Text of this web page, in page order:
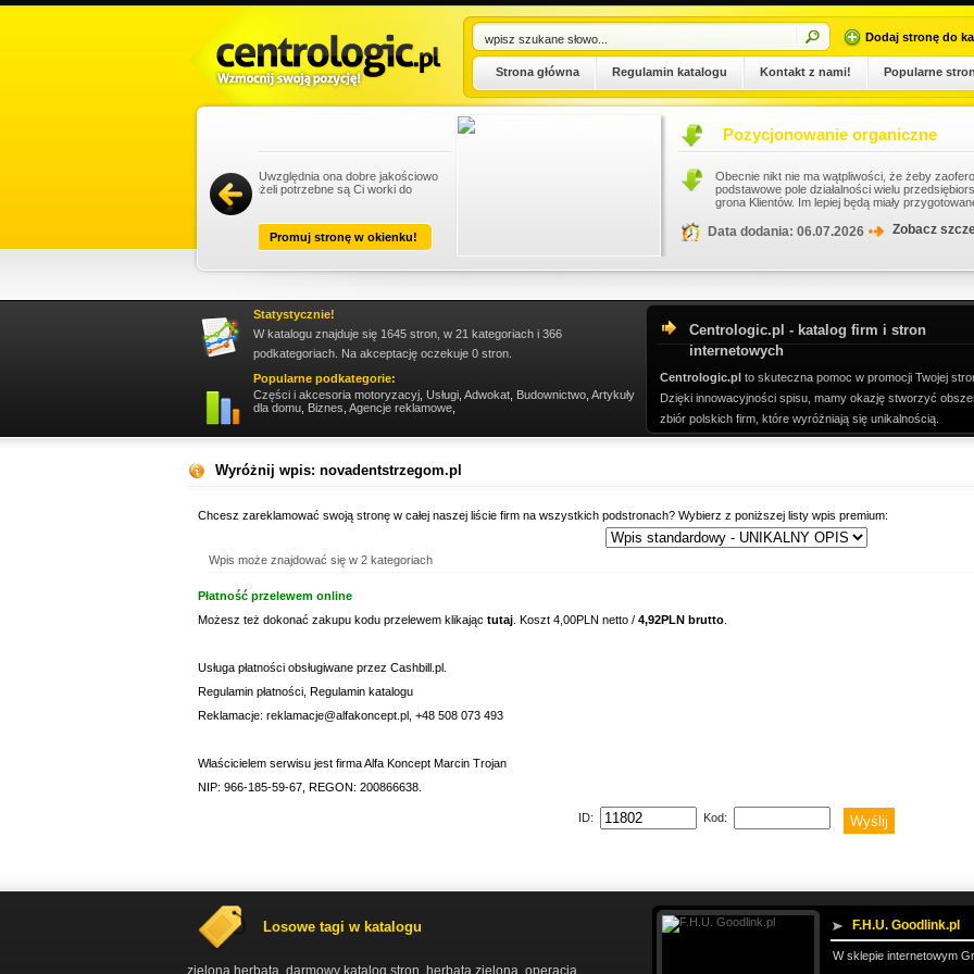
Dodaj stronę do
Strona główna Regulamin katalogu Kontakt z nami! Popularne
ofertę. Uwzględnia ona dobre jakościowo
a jeżeli potrzebne są Ci worki do
Pozycjonowanie organiczne
Obecnie nikt nie ma wątpliwości, że żeby zaoferować skutecznie towar lub usługę
podstawowe pole działalności wielu przedsiębiorstw, które chcą się rozbudowywać
grona Klientów. Im lepiej będą miały przygotowane strony int...
Zobacz szczegóły wpisu
Centrologic.pl - katalog firm i stron
internetowych
Centrologic.pl to skuteczna pomoc w promocji Twojej
Dzięki innowacyjności spisu, mamy okazję stworzyć
zbiór polskich firm, które wyróżniają się unikalnością.
Statystycznie!
W katalogu znajduje się 1645 stron, w 21 kategoriach i 366
podkategoriach. Na akceptację oczekuje 0 stron.
Popularne podkategorie:
Części i akcesoria motoryzacyj Usługi Adwokat Budownictwo Artykuły
dla domu Biznes Agencje reklamowe
Wyróżnij wpis: novadentstrzegom.pl
Chcesz zareklamować swoją stronę w całej naszej liście firm na wszystkich podstronach? Wybierz z poniższej listy wpis premium:
Wpis może znajdować się w 2 kategoriach
Płatność przelewem online
Możesz też dokonać zakupu kodu przelewem klikając tutaj . Koszt 4,00PLN netto / 4,92PLN brutto
Usługa płatności obsługiwane przez Cashbill.pl.
Regulamin płatności Regulamin katalogu
Reklamacje: reklamacje@alfakoncept.pl, +48 508 073 493
Właścicielem serwisu jest firma Alfa Koncept Marcin Trojan
NIP: 966-185-59-67, REGON: 200866638.
ID: Kod:
Losowe tagi w katalogu
zielona herbata darmowy katalog stron herbata zielona operacja
F.H.U. Goodlink.pl
W sklepie internetowym